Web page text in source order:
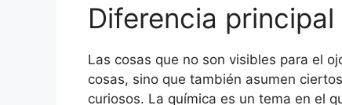
Diferencia principal
Las cosas que no son visibles para el
cosas, sino que también asumen
curiosos. La química es un tema en el